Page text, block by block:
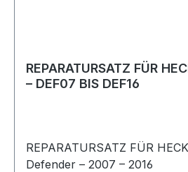
REPARATURSATZ FÜR
– DEF07 BIS DEF16
REPARATURSATZ FÜR
Defender – 2007 – 2016